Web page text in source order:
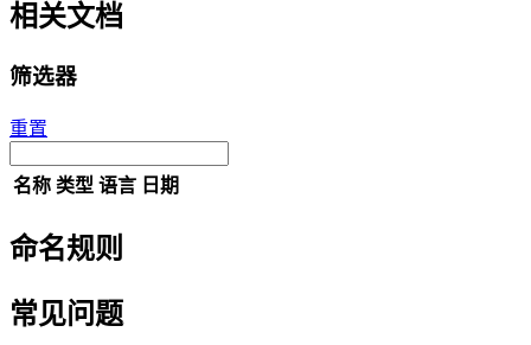
相关文档
筛选器
重置
名称 类型 语言 日期
命名规则
常见问题